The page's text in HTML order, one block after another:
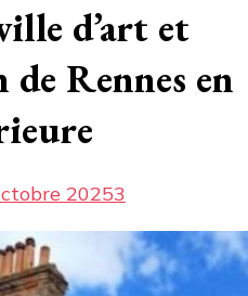
d’art et
Rennes en
20253